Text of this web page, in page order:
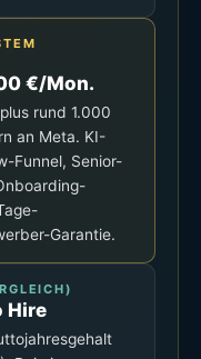
€/Mon.
rund 1.000
an Meta. KI-
Funnel, Senior-
Garantie.
Hire